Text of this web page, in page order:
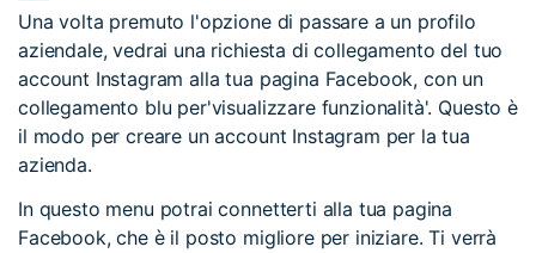
Una volta premuto l'opzione di passare a un profilo
aziendale, vedrai una richiesta di collegamento del tuo
account Instagram alla tua pagina Facebook, con un
collegamento blu per'visualizzare funzionalità'. Questo è
il modo per creare un account Instagram per la tua
azienda.
In questo menu potrai connetterti alla tua pagina
Facebook, che è il posto migliore per iniziare. Ti verrà